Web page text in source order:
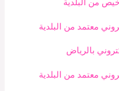
من البلدية
معتمد من البلدية
بالرياض
معتمد من البلدية